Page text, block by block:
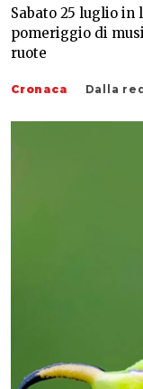
Sabato 25 luglio in
pomeriggio di
ruote
Cronaca Dalla